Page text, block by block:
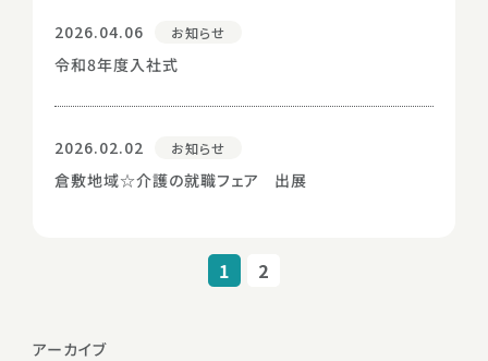
2026.04.06 お知らせ
令和8年度入社式
2026.02.02 お知らせ
倉敷地域☆介護の就職フェア 出展
1 2
アーカイブ